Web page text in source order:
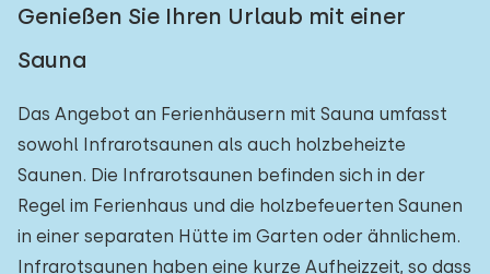
Genießen Sie Ihren Urlaub mit einer
Sauna
Das Angebot an Ferienhäusern mit Sauna umfasst
sowohl Infrarotsaunen als auch holzbeheizte
Saunen. Die Infrarotsaunen befinden sich in der
Regel im Ferienhaus und die holzbefeuerten Saunen
in einer separaten Hütte im Garten oder ähnlichem.
Infrarotsaunen haben eine kurze Aufheizzeit, so dass